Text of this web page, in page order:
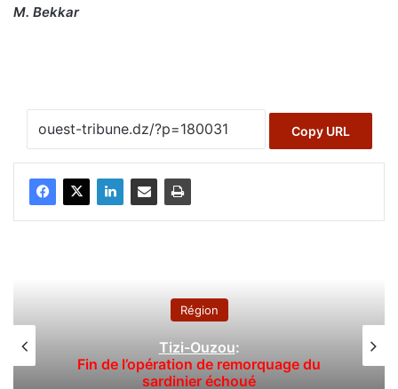
M. Bekkar
Copy URL
Région
Tizi-Ouzou:
Fin de l’opération de remorquage du
sardinier échoué